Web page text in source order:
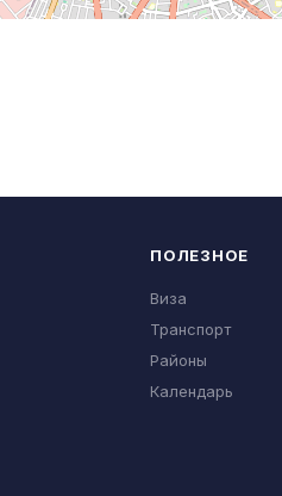
ПОЛЕЗНОЕ
Виза
Транспорт
Районы
Календарь